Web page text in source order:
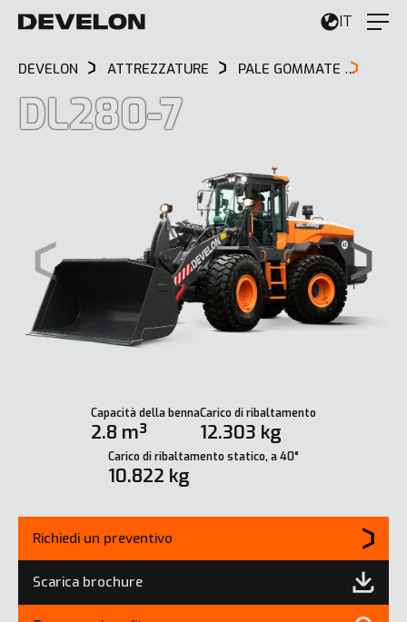
IT
DEVELON ATTREZZATURE PALE GOMMATE
DL280-7
Capacità della benna
2.8 m³
Carico di ribaltamento
12.303 kg
Carico di ribaltamento statico, a 40°
10.822 kg
Richiedi un preventivo
Scarica brochure